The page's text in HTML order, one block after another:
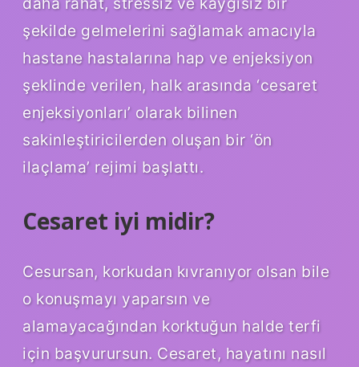
şekilde gelmelerini sağlamak amacıyla
hastane hastalarına hap ve enjeksiyon
şeklinde verilen, halk arasında ‘cesaret
enjeksiyonları’ olarak bilinen
sakinleştiricilerden oluşan bir ‘ön
ilaçlama’ rejimi başlattı.
Cesaret iyi midir?
Cesursan, korkudan kıvranıyor olsan bile
o konuşmayı yaparsın ve
alamayacağından korktuğun halde terfi
için başvurursun. Cesaret, hayatını nasıl